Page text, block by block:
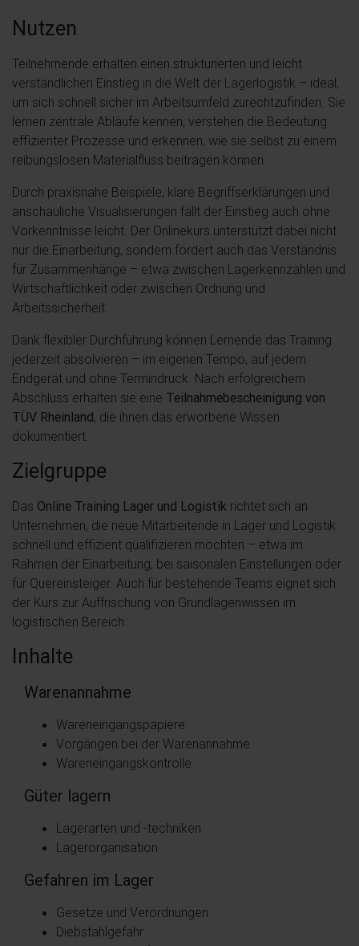
Nutzen
Teilnehmende erhalten einen strukturierten und leicht
verständlichen Einstieg in die Welt der Lagerlogistik – ideal,
um sich schnell sicher im Arbeitsumfeld zurechtzufinden. Sie
lernen zentrale Abläufe kennen, verstehen die Bedeutung
effizienter Prozesse und erkennen, wie sie selbst zu einem
reibungslosen Materialfluss beitragen können.
Durch praxisnahe Beispiele, klare Begriffserklärungen und
anschauliche Visualisierungen fällt der Einstieg auch ohne
Vorkenntnisse leicht. Der Onlinekurs unterstützt dabei nicht
nur die Einarbeitung, sondern fördert auch das Verständnis
für Zusammenhänge – etwa zwischen Lagerkennzahlen und
Wirtschaftlichkeit oder zwischen Ordnung und
Arbeitssicherheit.
Dank flexibler Durchführung können Lernende das Training
jederzeit absolvieren – im eigenen Tempo, auf jedem
Endgerät und ohne Termindruck. Nach erfolgreichem
Abschluss erhalten sie eine Teilnahmebescheinigung von
TÜV Rheinland, die ihnen das erworbene Wissen
dokumentiert.
Zielgruppe
Das Online Training Lager und Logistik richtet sich an
Unternehmen, die neue Mitarbeitende in Lager und Logistik
schnell und effizient qualifizieren möchten – etwa im
Rahmen der Einarbeitung, bei saisonalen Einstellungen oder
für Quereinsteiger. Auch für bestehende Teams eignet sich
der Kurs zur Auffrischung von Grundlagenwissen im
logistischen Bereich.
Inhalte
Warenannahme
Wareneingangspapiere
Vorgängen bei der Warenannahme
Wareneingangskontrolle
Güter lagern
Lagerarten und -techniken
Lagerorganisation
Gefahren im Lager
Gesetze und Verordnungen
Diebstahlgefahr